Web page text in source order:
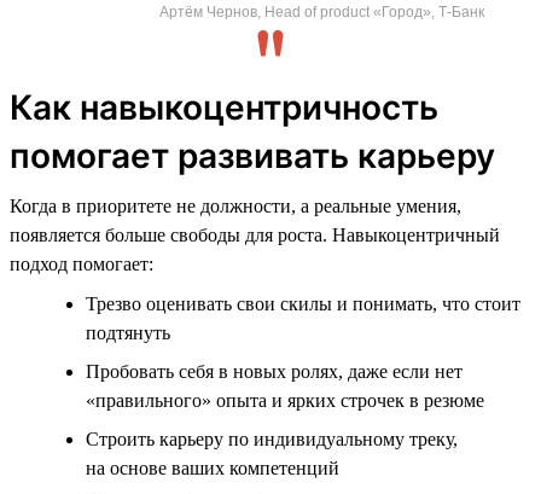
Артём Чернов, Head of product «Город», Т-Банк
Как навыкоцентричность
помогает развивать карьеру
Когда в приоритете не должности, а реальные умения,
появляется больше свободы для роста. Навыкоцентричный
подход помогает:
Трезво оценивать свои скилы и понимать, что стоит
подтянуть
Пробовать себя в новых ролях, даже если нет
«правильного» опыта и ярких строчек в резюме
Строить карьеру по индивидуальному треку,
на основе ваших компетенций